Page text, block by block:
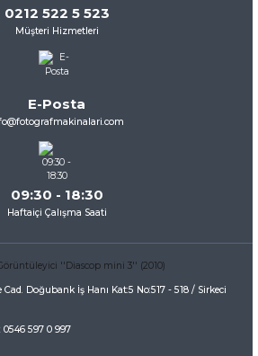
bozuk veya görüntülenemiyor.
eksik bilgiler bulunuyor.
daha pahalı.
0212 522 5 523
Müşteri Hizmetleri
E-Posta
09:30 - 18:30
Haftaiçi Çalışma Saati
Doğubank İş Hanı Kat:5 No:517 - 518 / Sirkeci
0546 597 0 997